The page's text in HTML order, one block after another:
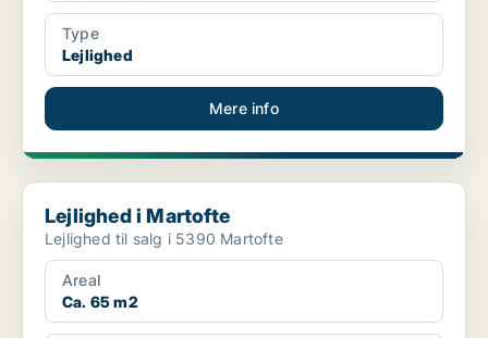
Type
Lejlighed
Mere info
Lejlighed i Martofte
Lejlighed i Martofte
Lejlighed til salg i 5390 Martofte
Areal
Ca. 65 m2